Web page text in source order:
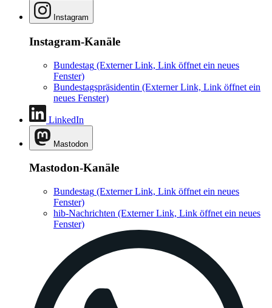
Instagram
Instagram-Kanäle
Bundestag (Externer Link, Link öffnet ein neues
Fenster)
Bundestagspräsidentin (Externer Link, Link öffnet ein
neues Fenster)
LinkedIn
Mastodon
Mastodon-Kanäle
Bundestag (Externer Link, Link öffnet ein neues
Fenster)
hib-Nachrichten (Externer Link, Link öffnet ein neues
Fenster)